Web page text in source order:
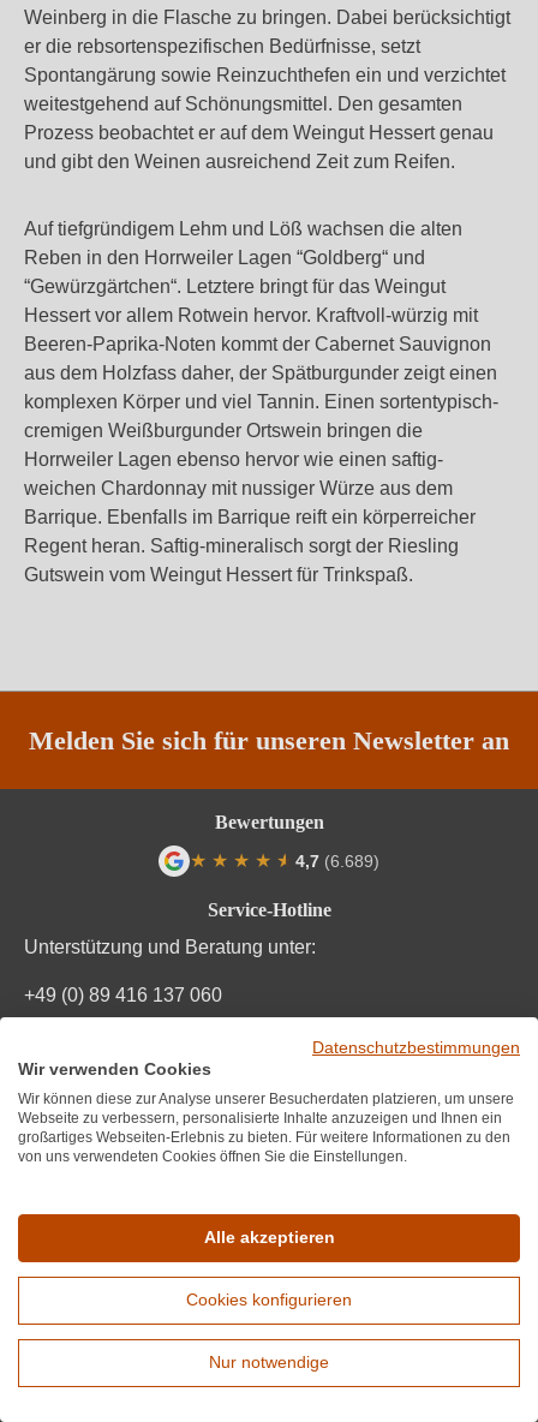
Weinberg in die Flasche zu bringen. Dabei berücksichtigt
er die rebsortenspezifischen Bedürfnisse, setzt
Spontangärung sowie Reinzuchthefen ein und verzichtet
weitestgehend auf Schönungsmittel. Den gesamten
Prozess beobachtet er auf dem Weingut Hessert genau
und gibt den Weinen ausreichend Zeit zum Reifen.
Auf tiefgründigem Lehm und Löß wachsen die alten
Reben in den Horrweiler Lagen “Goldberg“ und
“Gewürzgärtchen“. Letztere bringt für das Weingut
Hessert vor allem Rotwein hervor. Kraftvoll-würzig mit
Beeren-Paprika-Noten kommt der Cabernet Sauvignon
aus dem Holzfass daher, der Spätburgunder zeigt einen
komplexen Körper und viel Tannin. Einen sortentypisch-
cremigen Weißburgunder Ortswein bringen die
Horrweiler Lagen ebenso hervor wie einen saftig-
weichen Chardonnay mit nussiger Würze aus dem
Barrique. Ebenfalls im Barrique reift ein körperreicher
Regent heran. Saftig-mineralisch sorgt der Riesling
Gutswein vom Weingut Hessert für Trinkspaß.
Melden Sie sich für unseren Newsletter an
Service-Hotline
Unterstützung und Beratung unter:
+49 (0) 89 416 137 060
Vertrag Widerruf
Impressum und AGB
Bestpreisgarantie
Bewertungen
★ ★ ★ ★ ★
★ 4,7 (6.689)
Erweiterte Suche
Datenschutzbestimmungen
Wir verwenden Cookies
Wir können diese zur Analyse unserer Besucherdaten platzieren, um unsere
Webseite zu verbessern, personalisierte Inhalte anzuzeigen und Ihnen ein
großartiges Webseiten-Erlebnis zu bieten. Für weitere Informationen zu den
von uns verwendeten Cookies öffnen Sie die Einstellungen.
Alle akzeptieren
Cookies konfigurieren
Nur notwendige